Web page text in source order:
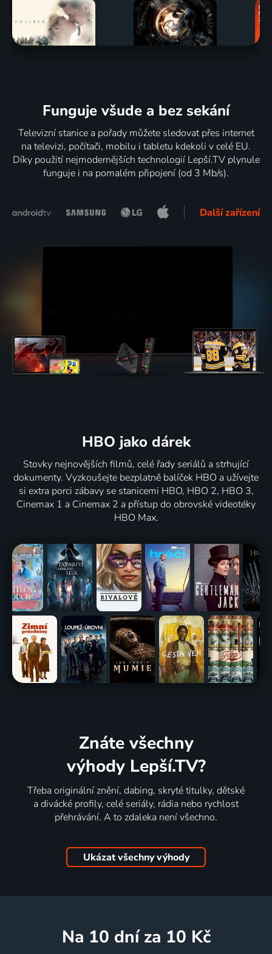
Funguje všude a bez sekání
Televizní stanice a pořady můžete sledovat přes internet
na televizi, počítači, mobilu i tabletu kdekoli v celé EU.
Díky použití nejmodernějších technologií Lepší.TV plynule
funguje i na pomalém připojení (od 3 Mb/s).
Další zařízení
HBO jako dárek
Stovky nejnovějších filmů, celé řady seriálů a strhující
dokumenty. Vyzkoušejte bezplatně balíček HBO a užívejte
si extra porci zábavy se stanicemi HBO, HBO 2, HBO 3,
Cinemax 1 a Cinemax 2 a přístup do obrovské videotéky
HBO Max.
Znáte všechny
výhody Lepší.TV?
Třeba originální znění, dabing, skryté titulky, dětské
a divácké profily, celé seriály, rádia nebo rychlost
přehrávání. A to zdaleka není všechno.
Ukázat všechny výhody
na 10 dní za 10 Kč